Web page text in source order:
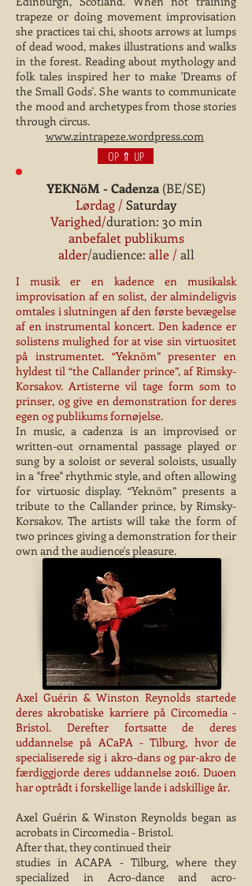
trapeze or doing movement improvisation
she practices tai chi, shoots arrows at lumps
of dead wood, makes illustrations and walks
in the forest. Reading about mythology and
folk tales inspired her to make 'Dreams of
the Small Gods'. She wants to communicate
the mood and archetypes from those stories
through circus.
www.zintrapeze.wordpress.com
OP ⇑ UP
YEKNöM - Cadenza (BE/SE)
Lørdag / Saturday
Varighed/duration: 30 min
anbefalet publikums
alder/audience: alle / all
I musik er en kadence en musikalsk
improvisation af en solist, der almindeligvis
omtales i slutningen af den første bevægelse
af en instrumental koncert. Den kadence er
solistens mulighed for at vise sin virtuositet
på instrumentet. “Yeknöm” presenter en
hyldest til “the Callander prince”, af Rimsky-
Korsakov. Artisterne vil tage form som to
prinser, og give en demonstration for deres
egen og publikums fornøjelse.
In music, a cadenza is an improvised or
written-out ornamental passage played or
sung by a soloist or several soloists, usually
in a "free" rhythmic style, and often allowing
for virtuosic display. “Yeknöm” presents a
tribute to the Callander prince, by Rimsky-
Korsakov. The artists will take the form of
two princes giving a demonstration for their
own and the audience's pleasure.
Axel Guérin & Winston Reynolds startede
deres akrobatiske karriere på Circomedia -
Bristol. Derefter fortsatte de deres
uddannelse på ACaPA - Tilburg, hvor de
specialiserede sig i akro-dans og par-akro de
færdiggjorde deres uddannelse 2016. Duoen
har optrådt i forskellige lande i adskillige år.
Axel Guérin & Winston Reynolds began as
acrobats in Circomedia - Bristol.
After that, they continued their
studies in ACAPA - Tilburg, where they
specialized in Acro-dance and acro-